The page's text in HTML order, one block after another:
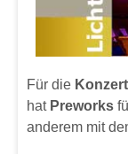
Für die
hat Preworks
anderem mit